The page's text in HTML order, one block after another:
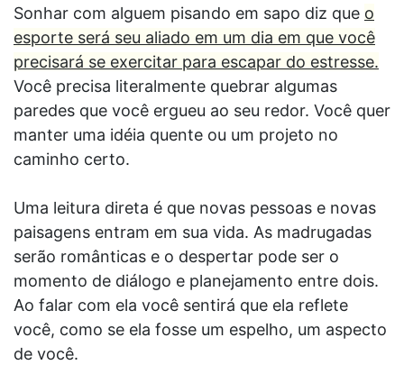
Sonhar com alguem pisando em sapo diz que o
esporte será seu aliado em um dia em que você
precisará se exercitar para escapar do estresse.
Você precisa literalmente quebrar algumas
paredes que você ergueu ao seu redor. Você quer
manter uma idéia quente ou um projeto no
caminho certo.
Uma leitura direta é que novas pessoas e novas
paisagens entram em sua vida. As madrugadas
serão românticas e o despertar pode ser o
momento de diálogo e planejamento entre dois.
Ao falar com ela você sentirá que ela reflete
você, como se ela fosse um espelho, um aspecto
de você.